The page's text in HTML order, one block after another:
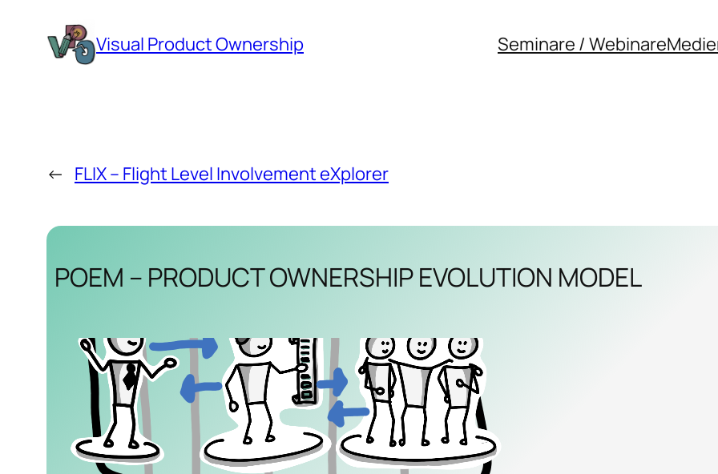
Inhalt
springen
Visual Product Ownership Seminare / Webinare
← FLIX – Flight Level Involvement eXplorer
POEM – PRODUCT OWNERSHIP EVOLUTION MODEL